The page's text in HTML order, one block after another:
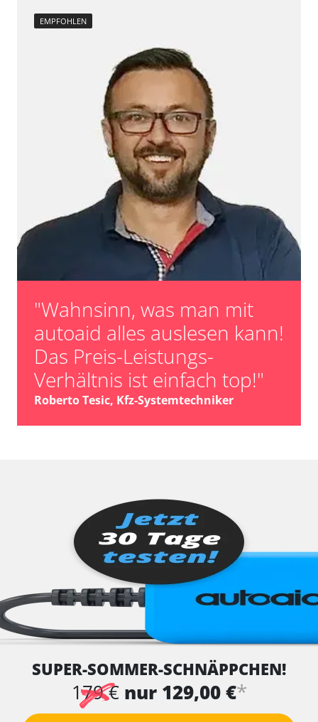
EMPFOHLEN
"Wahnsinn, was man mit
autoaid alles auslesen kann!
Das Preis-Leistungs-
Verhältnis ist einfach top!"
Roberto Tesic, Kfz-Systemtechniker
SUPER-SOMMER-SCHNÄPPCHEN!
179 € nur 129,00 €*